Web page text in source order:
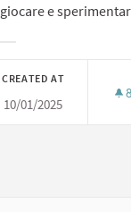
giocare e
CREATED AT
10/01/2025
8